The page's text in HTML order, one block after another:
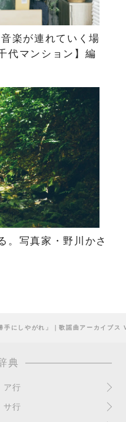
楽が連れていく場
代マンション】編
。写真家・野川かさ
手にしやがれ」｜歌謡曲アーカイブス
典
ア行
RPM(33,45)
サ行